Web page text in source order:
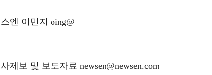
엔 이민지 oing@
제보 및 보도자료 newsen@newsen.com